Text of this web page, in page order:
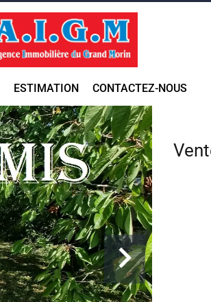
ESTIMATION CONTACTEZ-NOUS